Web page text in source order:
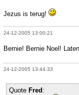
Jezus is terug!
24-12-2005 13:00:21
Bernie! Bernie Noel!
24-12-2005 13:44:33
Quote Fred :